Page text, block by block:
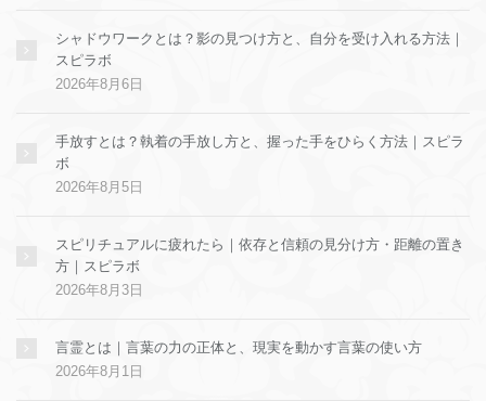
シャドウワークとは？影の見つけ方と、自分を受け入れる方法｜
スピラボ
2026年8月6日
手放すとは？執着の手放し方と、握った手をひらく方法｜スピラ
ボ
2026年8月5日
スピリチュアルに疲れたら｜依存と信頼の見分け方・距離の置き
方｜スピラボ
2026年8月3日
言霊とは｜言葉の力の正体と、現実を動かす言葉の使い方
2026年8月1日